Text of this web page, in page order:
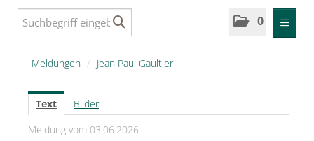
0
MELDUNGEN
SPREAD
SPREAD Medleys für Deutschland
Meldungen / Jean Paul Gaultier
Text
Bilder
Meldung vom 03.06.2026